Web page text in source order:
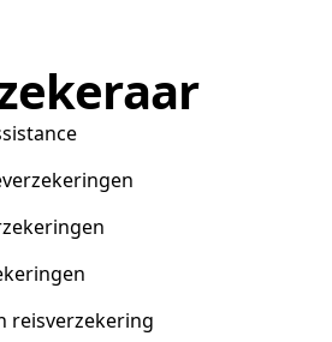
reisverzekering